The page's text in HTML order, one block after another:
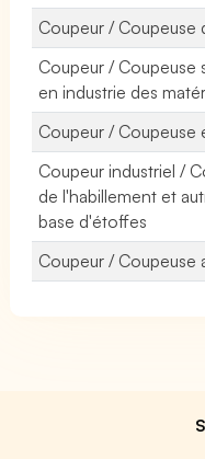
Coupeur / Coupeuse
Coupeur / Coupeuse
en industrie des
Coupeur / Coupeuse
Coupeur industriel /
de l'habillement et
base d'étoffes
Coupeur / Coupeuse